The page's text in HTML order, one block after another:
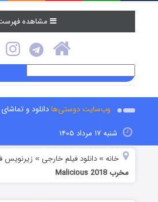
مشاهده
وب‌سایت دوستی‌هادانلود و
شنبه ۱۷ مرداد ۱۴۰۵
خانه »دانلود فیلم خارجی » زیرنویس
مخرب Malicious 2018